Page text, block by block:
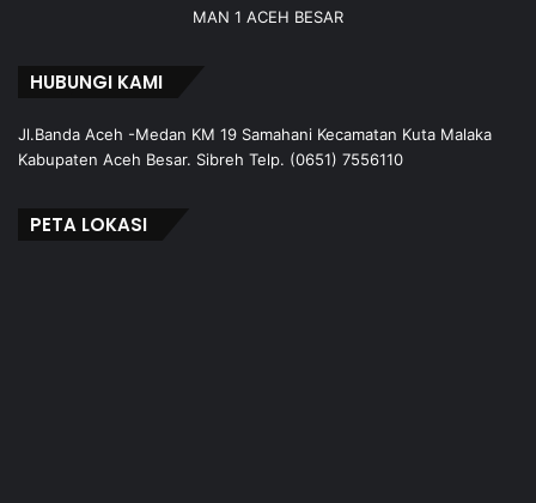
MAN 1 ACEH BESAR
HUBUNGI KAMI
Jl.Banda Aceh -Medan KM 19 Samahani Kecamatan Kuta Malaka
Kabupaten Aceh Besar. Sibreh Telp. (0651) 7556110
PETA LOKASI